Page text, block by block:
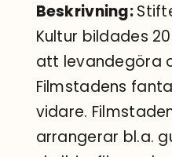
Beskrivning:
Kultur bildades
att levandegöra
Filmstadens
vidare.
arrangerar bl.a.